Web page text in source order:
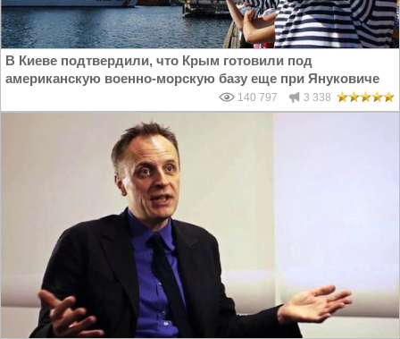
В Киеве подтвердили, что Крым готовили под
американскую военно-морскую базу еще при Януковиче
140 797 3 338